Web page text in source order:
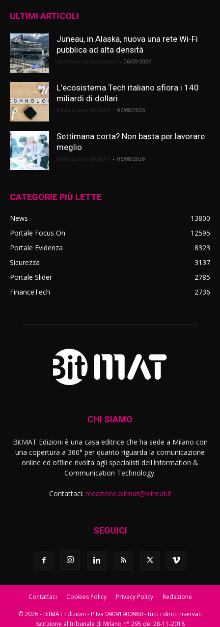
ULTIMI ARTICOLI
Juneau, in Alaska, nuova una rete Wi-Fi
pubblica ad alta densità
- 06/08/2026
L’ecosistema Tech italiano sfiora i 140
miliardi di dollari
- 06/08/2026
Settimana corta? Non basta per lavorare
meglio
- 06/08/2026
CATEGORIE PIÙ LETTE
News
13800
Portale Focus On
12595
Portale Evidenza
8323
Sicurezza
3137
Portale Slider
2785
FinanceTech
2736
CHI SIAMO
BitMAT Edizioni è una casa editrice che ha sede a Milano con
una copertura a 360° per quanto riguarda la comunicazione
online ed offline rivolta agli specialisti dell'lnformation &
Communication Technology.
Contattaci: redazione.bitmat@bitmat.it
SEGUICI
Contattaci Cookies Policy Privacy Policy Redazione
© 2026 - BitMAT Edizioni - P.Iva 09091900960 - tutti i diritti riservati
Iscrizione al tribunale di Milano n° 295 del 28-11-2018